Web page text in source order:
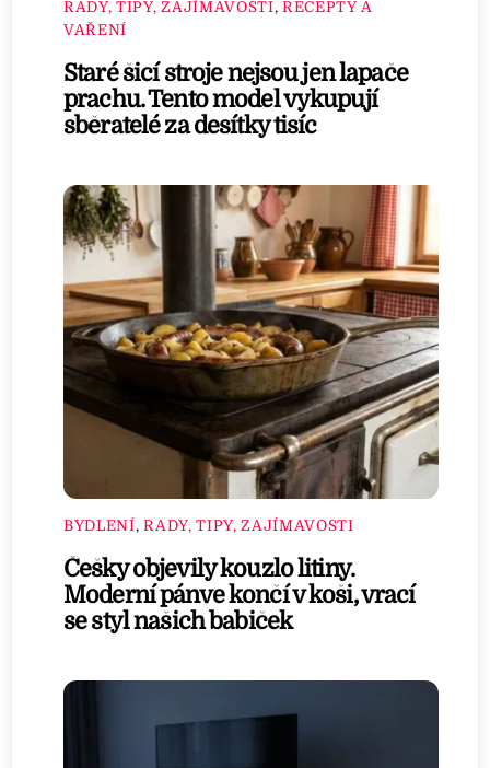
RADY, TIPY, ZAJÍMAVOSTI, RECEPTY A
VAŘENÍ
Staré šicí stroje nejsou jen lapače
prachu. Tento model vykupují
sběratelé za desítky tisíc
BYDLENÍ,RADY, TIPY, ZAJÍMAVOSTI
Češky objevily kouzlo litiny.
Moderní pánve končí v koši, vrací
se styl našich babiček